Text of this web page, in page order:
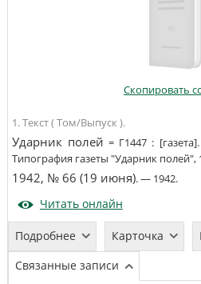
Скопировать
1. Текст ( Том/Выпуск ).
Ударник полей = Г1447 : [газета]
Типография газеты "Ударник полей",
1942, № 66 (19 июня). —1942.
Читать онлайн
Подробнее Карточка
Связанные записи